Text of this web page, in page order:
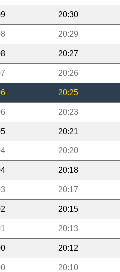
20:30
20:29
20:27
20:26
20:25
20:23
20:21
20:20
20:18
20:17
20:15
20:13
20:12
20:10